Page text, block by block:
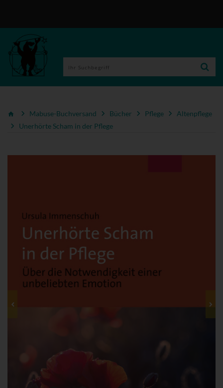
Mabuse-Buchversand Bücher Pflege
Altenpflege
Unerhörte Scham in der Pflege